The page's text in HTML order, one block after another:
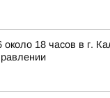
18 часов в г.